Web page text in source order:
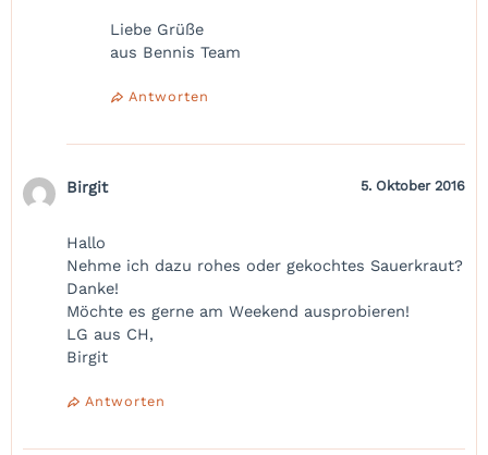
Liebe Grüße
aus Bennis Team
Antworten
Birgit 5. Oktober 2016
Hallo
Nehme ich dazu rohes oder gekochtes Sauerkraut?
Danke!
Möchte es gerne am Weekend ausprobieren!
LG aus CH,
Birgit
Antworten